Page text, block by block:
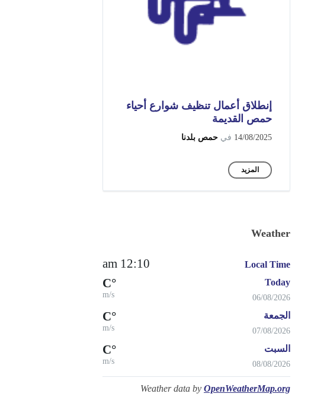
إنطلاق أعمال تنظيف شوارع أحياء
حمص القديمة
14/08/2025 في حمص بلدنا
المزيد
Weather
Local Time
12:10 am
Today
06/08/2026
°C
m/s
الجمعة
07/08/2026
°C
m/s
السبت
08/08/2026
°C
m/s
Weather data by OpenWeatherMap.org